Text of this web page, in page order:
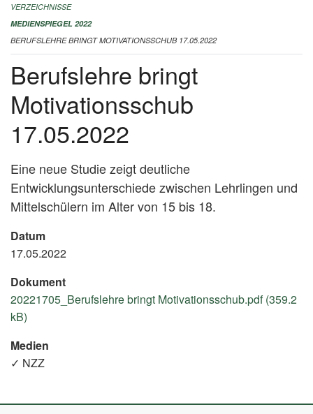
IMPRESSUM
VERZEICHNISSE
MEDIENSPIEGEL 2022
BERUFSLEHRE BRINGT MOTIVATIONSSCHUB 17.05.2022
Berufslehre bringt
Motivationsschub
17.05.2022
Eine neue Studie zeigt deutliche
Entwicklungsunterschiede zwischen Lehrlingen und
Mittelschülern im Alter von 15 bis 18.
Datum
17.05.2022
Dokument
20221705_Berufslehre bringt Motivationsschub.pdf (359.2
kB)
Medien
✓ NZZ